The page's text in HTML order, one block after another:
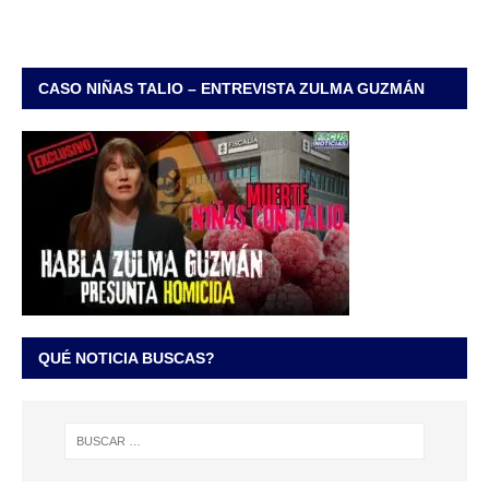
CASO NIÑAS TALIO – ENTREVISTA ZULMA GUZMÁN
QUÉ NOTICIA BUSCAS?